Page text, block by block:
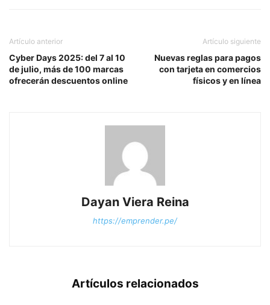
Artículo anterior
Cyber Days 2025: del 7 al 10
de julio, más de 100 marcas
ofrecerán descuentos online
Artículo siguiente
Nuevas reglas para pagos
con tarjeta en comercios
físicos y en línea
Dayan Viera Reina
https://emprender.pe/
Artículos relacionados